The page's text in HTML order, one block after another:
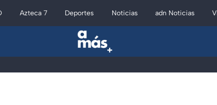
Azteca 7 Deportes Noticias adn Noticias